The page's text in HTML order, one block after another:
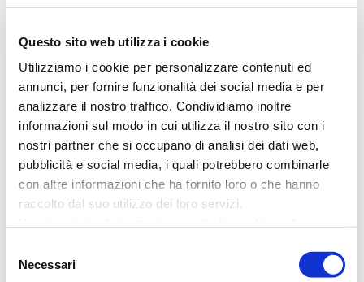
Questo sito web utilizza i cookie
Utilizziamo i cookie per personalizzare contenuti ed
annunci, per fornire funzionalità dei social media e per
analizzare il nostro traffico. Condividiamo inoltre
informazioni sul modo in cui utilizza il nostro sito con i
nostri partner che si occupano di analisi dei dati web,
pubblicità e social media, i quali potrebbero combinarle
con altre informazioni che ha fornito loro o che hanno
raccolto dal suo utilizzo dei loro servizi.
delNecessari
Le principali differenze rispetto al presito
cessione del quinto, è pari al massimo
ad un quinto dello stipendio o della
personale, è in funzione dell’importo
concesso e della durata;
la modalità di rimborso: con la cessione
del quinto, ogni mese, la rata viene
Pensionistico; con il prestito personale,